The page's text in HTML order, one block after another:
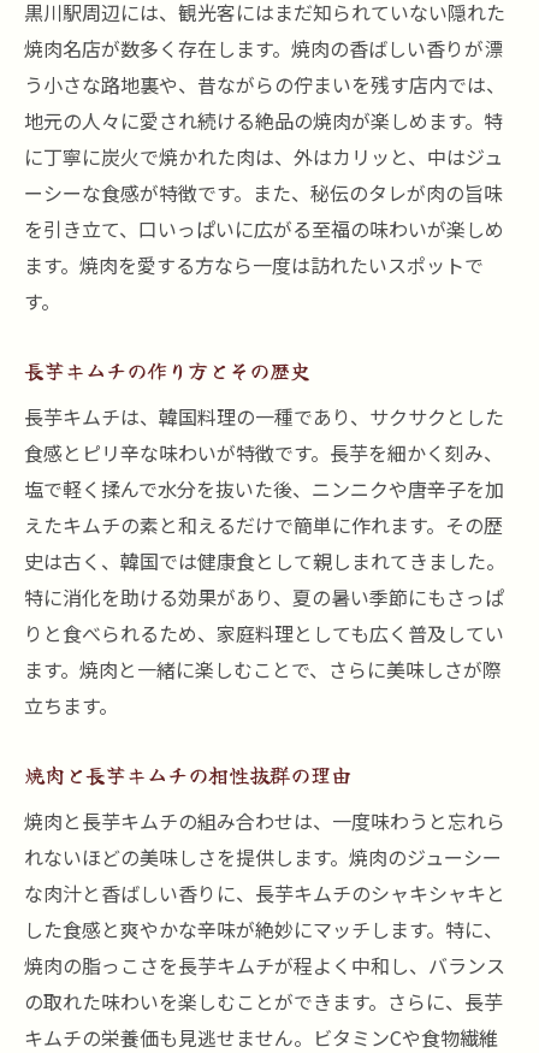
絶品焼肉と長芋キムチの究極のハーモニー
を体験するために
黒川駅周辺には、観光客にはまだ知られていない隠れた
焼肉名店が数多く存在します。焼肉の香ばしい香りが漂
う小さな路地裏や、昔ながらの佇まいを残す店内では、
地元の人々に愛され続ける絶品の焼肉が楽しめます。特
に丁寧に炭火で焼かれた肉は、外はカリッと、中はジュ
ーシーな食感が特徴です。また、秘伝のタレが肉の旨味
を引き立て、口いっぱいに広がる至福の味わいが楽しめ
ます。焼肉を愛する方なら一度は訪れたいスポットで
す。
長芋キムチの作り方とその歴史
長芋キムチは、韓国料理の一種であり、サクサクとした
食感とピリ辛な味わいが特徴です。長芋を細かく刻み、
塩で軽く揉んで水分を抜いた後、ニンニクや唐辛子を加
えたキムチの素と和えるだけで簡単に作れます。その歴
史は古く、韓国では健康食として親しまれてきました。
特に消化を助ける効果があり、夏の暑い季節にもさっぱ
りと食べられるため、家庭料理としても広く普及してい
ます。焼肉と一緒に楽しむことで、さらに美味しさが際
立ちます。
焼肉と長芋キムチの相性抜群の理由
焼肉と長芋キムチの組み合わせは、一度味わうと忘れら
れないほどの美味しさを提供します。焼肉のジューシー
な肉汁と香ばしい香りに、長芋キムチのシャキシャキと
した食感と爽やかな辛味が絶妙にマッチします。特に、
焼肉の脂っこさを長芋キムチが程よく中和し、バランス
の取れた味わいを楽しむことができます。さらに、長芋
キムチの栄養価も見逃せません。ビタミンCや食物繊維